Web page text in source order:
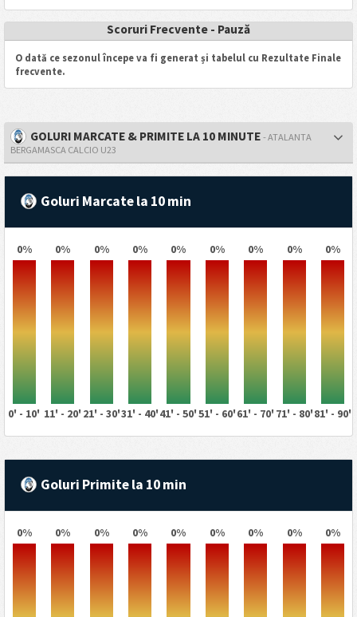
Scoruri Frecvente - Pauză
O dată ce sezonul începe va fi generat și tabelul cu Rezultate Finale
frecvente.
GOLURI MARCATE & PRIMITE LA 10 MINUTE - ATALANTA
BERGAMASCA CALCIO U23
Goluri Marcate la 10 min
0% 0% 0% 0% 0% 0% 0% 0% 0%
0' - 10' 11' - 20' 21' - 30'31' - 40'41' - 50'51' - 60'61' - 70' 71' - 80'81' - 90'
Goluri Primite la 10 min
0% 0% 0% 0% 0% 0% 0% 0% 0%